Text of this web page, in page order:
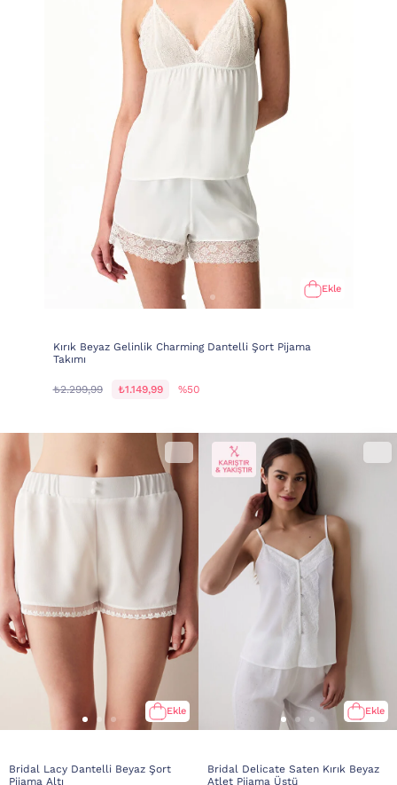
Ekle
Kırık Beyaz Gelinlik Charming Dantelli Şort Pijama
Takımı
₺2.299,99 ₺1.149,99 %50
Ekle
Bridal Lacy Dantelli Beyaz Şort
Pijama Altı
Ekle
Bridal Delicate Saten Kırık Beyaz
Atlet Pijama Üstü